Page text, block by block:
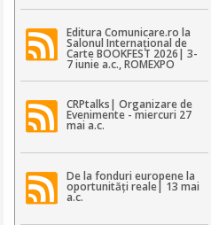
Editura Comunicare.ro la
Salonul Internațional de
Carte BOOKFEST 2026| 3-
7 iunie a.c., ROMEXPO
CRPtalks| Organizare de
Evenimente - miercuri 27
mai a.c.
De la fonduri europene la
oportunități reale| 13 mai
a.c.